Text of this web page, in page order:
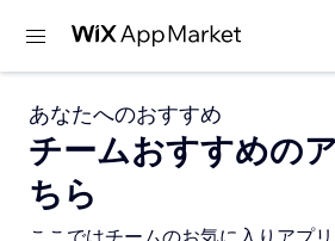
あなたへのおすすめ
チームおすすめの
ちら
ここではチームのお気に入りアプリ